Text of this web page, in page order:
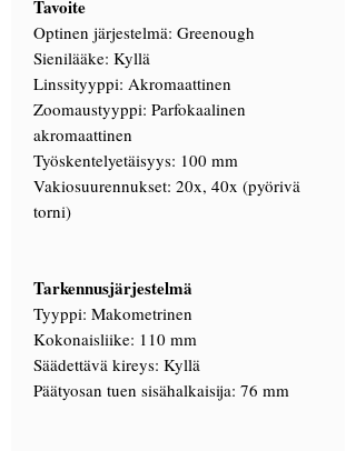
Tavoite
Optinen järjestelmä: Greenough
Sienilääke: Kyllä
Linssityyppi: Akromaattinen
Zoomaustyyppi: Parfokaalinen
akromaattinen
Työskentelyetäisyys: 100 mm
Vakiosuurennukset: 20x, 40x (pyörivä
torni)
Tarkennusjärjestelmä
Tyyppi: Makometrinen
Kokonaisliike: 110 mm
Säädettävä kireys: Kyllä
Päätyosan tuen sisähalkaisija: 76 mm